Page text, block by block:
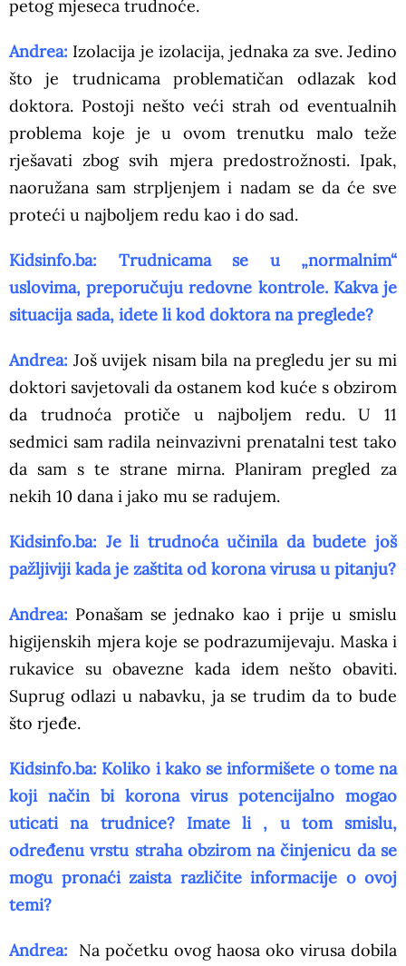
petog mjeseca trudnoće.
Andrea: Izolacija je izolacija, jednaka za sve. Jedino
što je trudnicama problematičan odlazak kod
doktora. Postoji nešto veći strah od eventualnih
problema koje je u ovom trenutku malo teže
rješavati zbog svih mjera predostrožnosti. Ipak,
naoružana sam strpljenjem i nadam se da će sve
proteći u najboljem redu kao i do sad.
Kidsinfo.ba: Trudnicama se u „normalnim“
uslovima, preporučuju redovne kontrole. Kakva je
situacija sada, idete li kod doktora na preglede?
Andrea: Još uvijek nisam bila na pregledu jer su mi
doktori savjetovali da ostanem kod kuće s obzirom
da trudnoća protiče u najboljem redu. U 11
sedmici sam radila neinvazivni prenatalni test tako
da sam s te strane mirna. Planiram pregled za
nekih 10 dana i jako mu se radujem.
Kidsinfo.ba: Je li trudnoća učinila da budete još
pažljiviji kada je zaštita od korona virusa u pitanju?
Andrea: Ponašam se jednako kao i prije u smislu
higijenskih mjera koje se podrazumijevaju. Maska i
rukavice su obavezne kada idem nešto obaviti.
Suprug odlazi u nabavku, ja se trudim da to bude
što rjeđe.
Kidsinfo.ba: Koliko i kako se informišete o tome na
koji način bi korona virus potencijalno mogao
uticati na trudnice? Imate li , u tom smislu,
određenu vrstu straha obzirom na činjenicu da se
mogu pronaći zaista različite informacije o ovoj
temi?
Andrea:
Na početku ovog haosa oko virusa dobila